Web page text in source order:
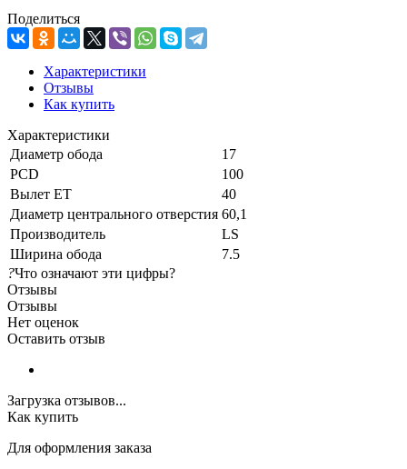
Поделиться
Характеристики
Отзывы
Как купить
Характеристики
Диаметр обода
17
PCD
100
Вылет ET
40
Диаметр центрального отверстия 60,1
Производитель
LS
Ширина обода
7.5
?Что означают эти цифры?
Отзывы
Отзывы
Нет оценок
Оставить отзыв
Загрузка отзывов...
Как купить
Для оформления заказа